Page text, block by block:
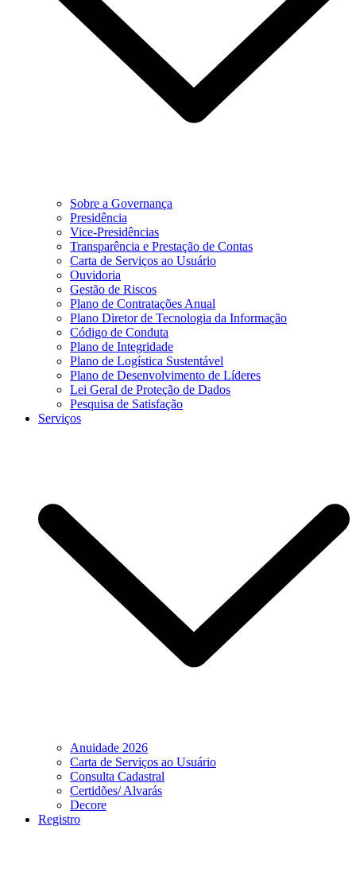
Sobre a Governança
Presidência
Vice-Presidências
Transparência e Prestação de Contas
Carta de Serviços ao Usuário
Ouvidoria
Gestão de Riscos
Plano de Contratações Anual
Plano Diretor de Tecnologia da Informação
Código de Conduta
Plano de Integridade
Plano de Logística Sustentável
Plano de Desenvolvimento de Líderes
Lei Geral de Proteção de Dados
Pesquisa de Satisfação
Serviços
Anuidade 2026
Carta de Serviços ao Usuário
Consulta Cadastral
Certidões/ Alvarás
Decore
Registro